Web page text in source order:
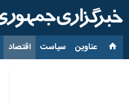
عناوین‌ سیاست اقتصاد